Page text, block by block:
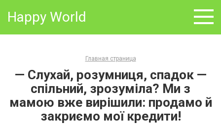
Happy World
Главная страница
— Слухай, розумниця, спадок —
спільний, зрозуміла? Ми з
мамою вже вирішили: продамо й
закриємо мої кредити!